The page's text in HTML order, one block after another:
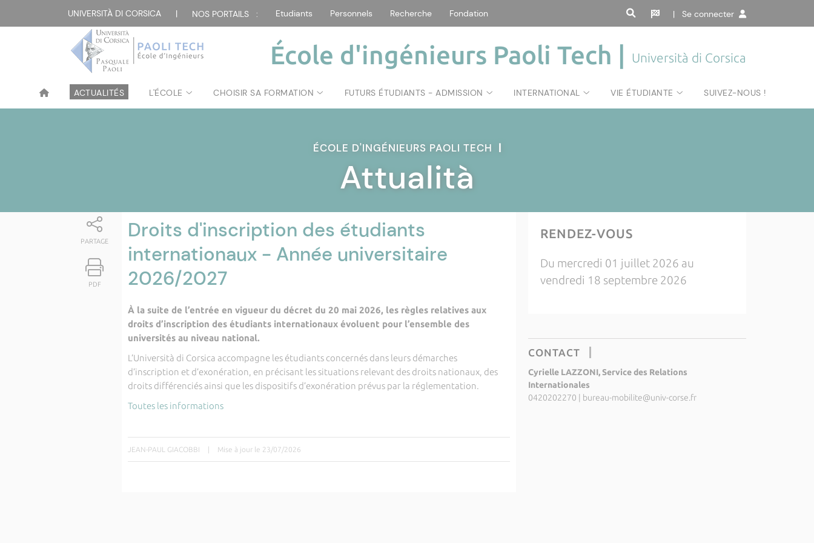
UNIVERSITÀ DI CORSICA | NOS PORTAILS : Etudiants Personnels Recherche Fondation | Se connecter
École d'ingénieurs Paoli Tech | Università di Corsica
ACTUALITÉS L'ÉCOLE CHOISIR SA FORMATION FUTURS ÉTUDIANTS - ADMISSION INTERNATIONAL VIE ÉTUDIANTE SUIVEZ-NOUS !
ÉCOLE D'INGÉNIEURS PAOLI TECH |
Attualità
PARTAGE
PDF
Droits d'inscription des étudiants
internationaux - Année universitaire
2026/2027
À la suite de l’entrée en vigueur du décret du 20 mai 2026, les règles relatives aux
droits d’inscription des étudiants internationaux évoluent pour l’ensemble des
universités au niveau national.
L’Università di Corsica accompagne les étudiants concernés dans leurs démarches
d’inscription et d’exonération, en précisant les situations relevant des droits nationaux, des
droits différenciés ainsi que les dispositifs d’exonération prévus par la réglementation.
Toutes les informations
JEAN-PAUL GIACOBBI | Mise à jour le 23/07/2026
RENDEZ-VOUS
Du mercredi 01 juillet 2026 au
vendredi 18 septembre 2026
CONTACT
Cyrielle LAZZONI, Service des Relations
Internationales
0420202270
bureau-mobilite@univ-corse.fr